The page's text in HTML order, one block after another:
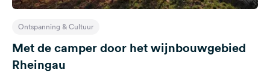
Ontspanning & Cultuur
Met de camper door het wijnbouwgebied
Rheingau